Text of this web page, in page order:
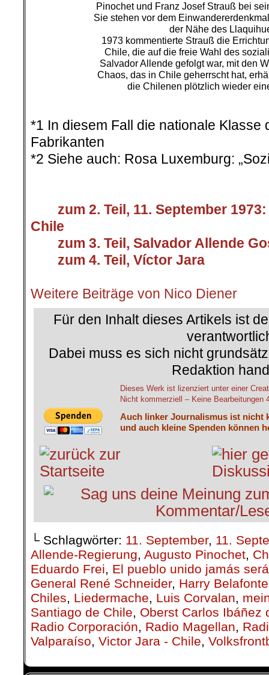
Pinochet und Franz Josef Strauß bei
Sie stehen vor dem
der Nähe des
1973 kommentierte Strauß die
Chile, die auf die freie Wahl des
Salvador Allende gefolgt war, mit den
Chaos, das in Chile geherrscht hat,
die Chilenen plötzlich wieder
*1 In diesem Fall die nationale
Fabrikanten
*2 Siehe auch: Rosa Luxemburg:
zum 2. Teil, 11. September
Chile
zum 3. Teil, Salvador Allende
zum 4. Teil, Víctor Jara
Weitere Beiträge von Nico Diener
Für den Inhalt dieses Artikels ist
Dabei muss es sich nicht
Redaktion
Dieses Werk ist lizenziert unter einer
Nicht kommerziell – Keine Bearbeitungen
Auch linker Journalismus ist nicht
und auch kleine Spenden können
└ Schlagwörter: 11. September, 11.
Allende-Regierung Augusto Pinochet
Eduardo Frei
El pueblo unido jamás
General René Schneider, Harry Belafonte
Chiles
Lieder­mache Luis Corvalan
Santiago de Chile
Oberst Carlos Ibáñez
Radio Corporación
Radio Magellan
Valparaíso Victor Jara - Chile